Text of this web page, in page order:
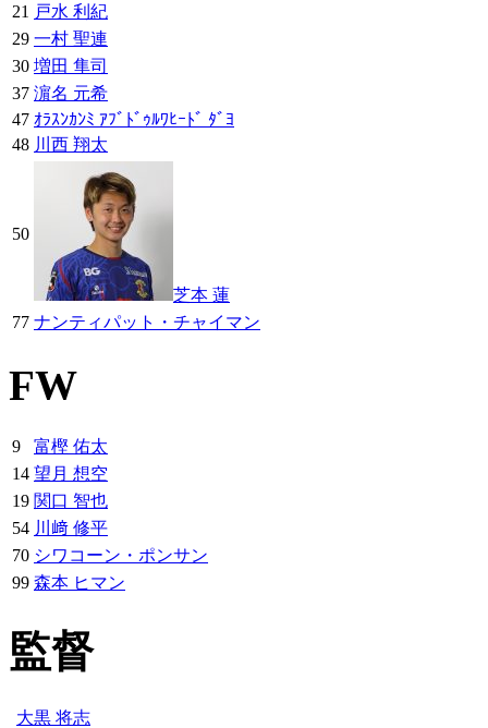
21 戸水 利紀
29 一村 聖連
30 増田 隼司
37 濵名 元希
47 ｵﾗｽﾝｶﾝﾐ ｱﾌﾞﾄﾞｩﾙﾜﾋｰﾄﾞ ﾀﾞﾖ
48 川西 翔太
50
芝本 蓮
77 ナンティパット・チャイマン
FW
9
富樫 佑太
14 望月 想空
19 関口 智也
54 川﨑 修平
70 シワコーン・ポンサン
99 森本 ヒマン
監督
大黒 将志